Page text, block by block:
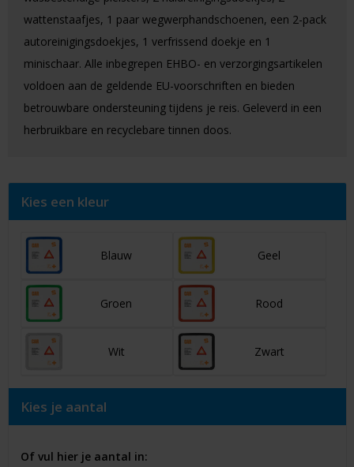
wattenstaafjes, 1 paar wegwerphandschoenen, een 2-pack
autoreinigingsdoekjes, 1 verfrissend doekje en 1
minischaar. Alle inbegrepen EHBO- en verzorgingsartikelen
voldoen aan de geldende EU-voorschriften en bieden
betrouwbare ondersteuning tijdens je reis. Geleverd in een
herbruikbare en recyclebare tinnen doos.
Kies een kleur
Blauw Geel
Groen Rood
Wit Zwart
Kies je aantal
Of vul hier je aantal in: